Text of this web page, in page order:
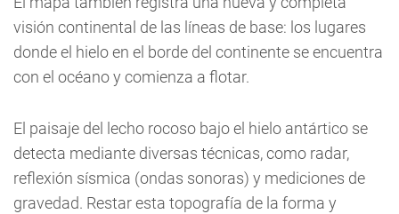
visión continental de las líneas de base: los lugares
donde el hielo en el borde del continente se encuentra
con el océano y comienza a flotar.
El paisaje del lecho rocoso bajo el hielo antártico se
detecta mediante diversas técnicas, como radar,
reflexión sísmica (ondas sonoras) y mediciones de
gravedad. Restar esta topografía de la forma y